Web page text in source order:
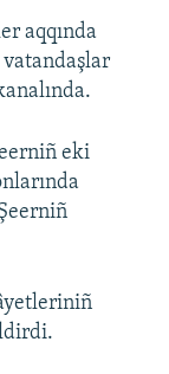
aqqında
vatandaşlar
eki